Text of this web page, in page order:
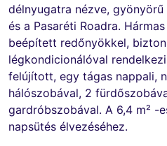
délnyugatra nézve,
és a Pasaréti Roadra.
beépített redőnyökkel,
légkondicionálóval
felújított, egy tágas nappali,
hálószobával, 2
gardróbszobával. A 6,4 m² -
napsütés élvezéséhez.